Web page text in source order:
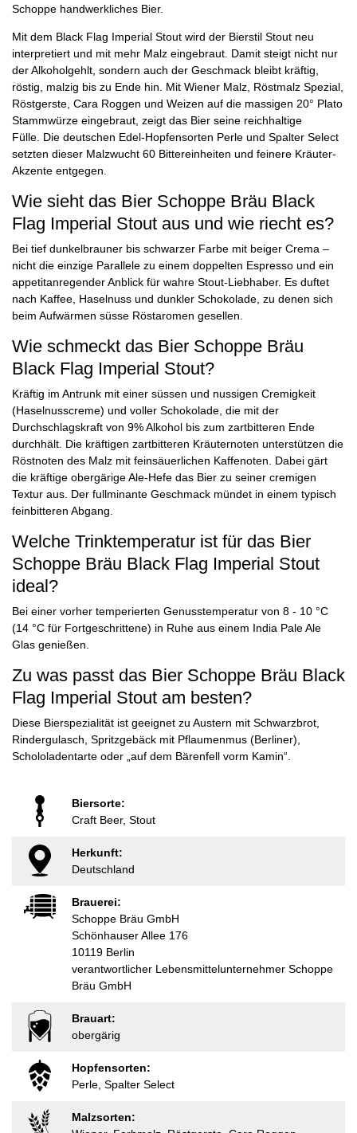
Schoppe handwerkliches Bier.
Mit dem Black Flag Imperial Stout wird der Bierstil Stout neu
interpretiert und mit mehr Malz eingebraut. Damit steigt nicht nur
der Alkoholgehlt, sondern auch der Geschmack bleibt kräftig,
röstig, malzig bis zu Ende hin. Mit Wiener Malz, Röstmalz Spezial,
Röstgerste, Cara Roggen und Weizen auf die massigen 20° Plato
Stammwürze eingebraut, zeigt das Bier seine reichhaltige
Fülle. Die deutschen Edel-Hopfensorten Perle und Spalter Select
setzten dieser Malzwucht 60 Bittereinheiten und feinere Kräuter-
Akzente entgegen.
Wie sieht das Bier Schoppe Bräu Black
Flag Imperial Stout aus und wie riecht es?
Bei tief dunkelbrauner bis schwarzer Farbe mit beiger Crema –
nicht die einzige Parallele zu einem doppelten Espresso und ein
appetitanregender Anblick für wahre Stout-Liebhaber. Es duftet
nach Kaffee, Haselnuss und dunkler Schokolade, zu denen sich
beim Aufwärmen süsse Röstaromen gesellen.
Wie schmeckt das Bier Schoppe Bräu
Black Flag Imperial Stout?
Kräftig im Antrunk mit einer süssen und nussigen Cremigkeit
(Haselnusscreme) und voller Schokolade, die mit der
Durchschlagskraft von 9% Alkohol bis zum zartbitteren Ende
durchhält. Die kräftigen zartbitteren Kräuternoten unterstützen die
Röstnoten des Malz mit feinsäuerlichen Kaffenoten. Dabei gärt
die kräftige obergärige Ale-Hefe das Bier zu seiner cremigen
Textur aus. Der fullminante Geschmack mündet in einem typisch
feinbitteren Abgang.
Welche Trinktemperatur ist für das Bier
Schoppe Bräu Black Flag Imperial Stout
ideal?
Bei einer vorher temperierten Genusstemperatur von 8 - 10 °C
(14 °C für Fortgeschrittene) in Ruhe aus einem India Pale Ale
Glas genießen.
Zu was passt das Bier Schoppe Bräu Black
Flag Imperial Stout am besten?
Diese Bierspezialität ist geeignet zu Austern mit Schwarzbrot,
Rindergulasch, Spritzgebäck mit Pflaumenmus (Berliner),
Schololadentarte oder „auf dem Bärenfell vorm Kamin“.
Biersorte:
Craft Beer, Stout
Herkunft:
Deutschland
Brauerei:
Schoppe Bräu GmbH
Schönhauser Allee 176
10119 Berlin
verantwortlicher Lebensmittelunternehmer Schoppe
Bräu GmbH
Brauart:
obergärig
Hopfensorten:
Perle, Spalter Select
Malzsorten: